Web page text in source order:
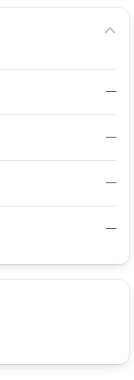
—
—
—
—